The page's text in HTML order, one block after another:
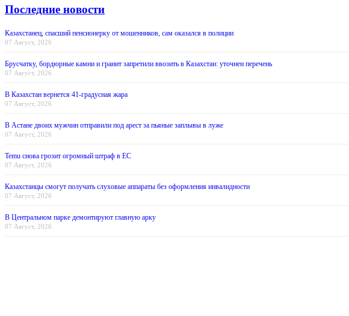
Последние новости
Казахстанец, спасший пенсионерку от мошенников, сам оказался в полиции
07 Август, 2026
Брусчатку, бордюрные камни и гранит запретили ввозить в Казахстан: уточнен перечень
07 Август, 2026
В Казахстан вернется 41-градусная жара
07 Август, 2026
В Астане двоих мужчин отправили под арест за пьяные заплывы в луже
07 Август, 2026
Temu снова грозит огромный штраф в ЕС
07 Август, 2026
Казахстанцы смогут получать слуховые аппараты без оформления инвалидности
07 Август, 2026
В Центральном парке демонтируют главную арку
07 Август, 2026